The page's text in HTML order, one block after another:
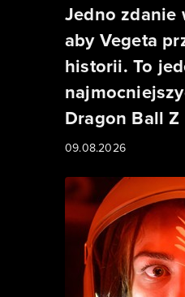
Jedno zdanie
aby Vegeta
historii. To
Dragon Ball Z
09.08.2026